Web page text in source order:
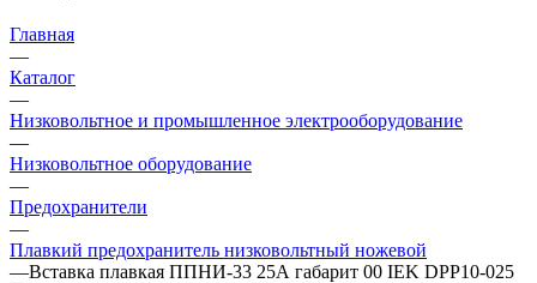
Главная
—
Каталог
—
Низковольтное и промышленное электрооборудование
—
Низковольтное оборудование
—
Предохранители
—
Плавкий предохранитель низковольтный ножевой
—Вставка плавкая ППНИ-33 25А габарит 00 IEK DPP10-025